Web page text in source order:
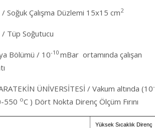
Çalışma Düzlemi 15x15 cm2
Tüp Soğutucu
Bölümü / 10-10 mBar ortamında çalışan
ÜNİVERSİTESİ / Vakum altında (10
550 oC ) Dört Nokta Direnç Ölçüm Fırını
Yüksek Sıcaklık Direnç